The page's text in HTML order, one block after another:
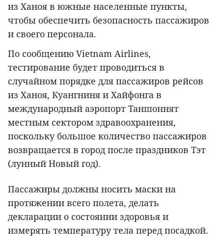
из Ханоя в южные населенные пункты,
чтобы обеспечить безопасность пассажиров
и своего персонала.
По сообщению Vietnam Airlines,
тестирование будет проводиться в
случайном порядке для пассажиров рейсов
из Ханоя, Куангниня и Хайфонга в
международный аэропорт Таншоннят
местным сектором здравоохранения,
поскольку большое количество пассажиров
возвращается в город после праздников Тэт
(лунный Новый год).
Пассажиры должны носить маски на
протяжении всего полета, делать
декларации о состоянии здоровья и
измерять температуру тела перед посадкой.